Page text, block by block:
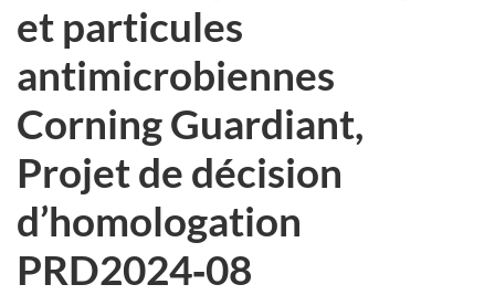
et particules
antimicrobiennes
Corning Guardiant,
Projet de décision
d’homologation
PRD2024‑08